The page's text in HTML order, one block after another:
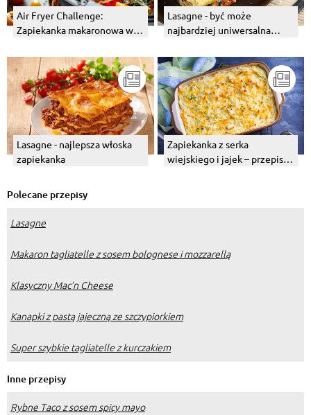
Air Fryer Challenge:
Zapiekanka makaronowa w
to działa!
Lasagne - być może
najbardziej uniwersalna
Lasagne - najlepsza włoska
zapiekanka
Zapiekanka z serka
wiejskiego i jajek – przepis z
Polecane przepisy
Lasagne
Makaron tagliatelle z sosem bolognese i mozzarellą
Klasyczny Mac’n Cheese
Kanapki z pastą jajeczną ze szczypiorkiem
Super szybkie tagliatelle z kurczakiem
Inne przepisy
Rybne Taco z sosem spicy mayo